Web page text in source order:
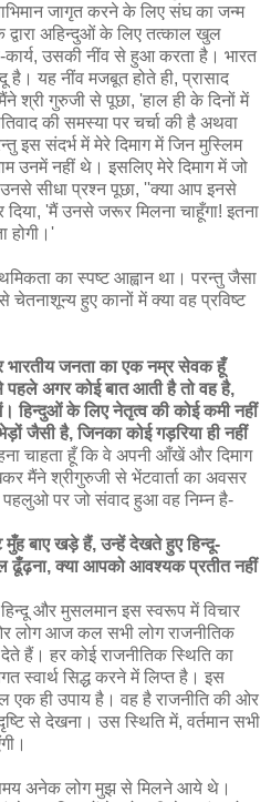
जागृत करने के लिए संघ का जन्म
द्वारा अहिन्दुओं के लिए तत्काल खुल
कार्य, उसकी नींव से हुआ करता है। भारत
है। यह नींव मजबूत होते ही, प्रासाद
श्री गुरुजी से पूछा, 'हाल ही के दिनों में
की समस्या पर चर्चा की है अथवा
इस संदर्भ में मेरे दिमाग में जिन मुस्लिम
उनमें नहीं थे। इसलिए मेरे दिमाग में जो
सीधा प्रश्न पूछा, ''क्या आप इनसे
दिया, 'मैं उनसे जरूर मिलना चाहूँगा! इतना
होगी।'
का स्पष्ट आह्वान था। परन्तु जैसा
हुए कानों में क्या वह प्रविष्ट
भारतीय जनता का एक नम्र सेवक हूँ
पहले अगर कोई बात आती है तो वह है,
हिन्दुओं के लिए नेतृत्व की कोई कमी नहीं
जैसी है, जिनका कोई गड़रिया ही नहीं
चाहता हूँ कि वे अपनी आँखें और दिमाग
मैंने श्रीगुरुजी से भेंटवार्ता का अवसर
पहलुओ पर जो संवाद हुआ वह निम्‍न है-
बाए खड़े हैं, उन्हें देखते हुए हिन्दू-
ढूँढ़ना, क्या आपको आवश्यक प्रतीत नहीं
और मुसलमान इस स्वरूप में विचार
लोग आज कल सभी लोग राजनीतिक
हैं। हर कोई राजनीतिक स्थिति का
स्वार्थ सिद्ध करने में लिप्त है। इस
एक ही उपाय है। वह है राजनीति की ओर
से देखना। उस स्थिति में, वर्तमान सभी
समय अनेक लोग मुझ से मिलने आये थे।